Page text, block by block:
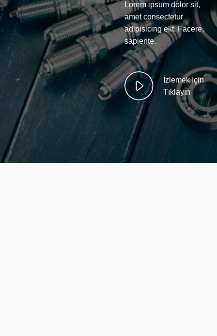
Lorem ipsum dolor sit,
amet consectetur
adipisicing elit. Facere,
sapiente.
İzlemek İçin
Tıklayın